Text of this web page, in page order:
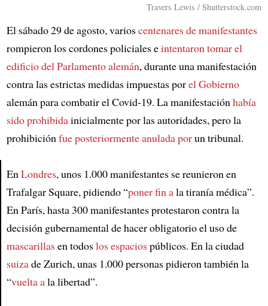
Article
Travers Lewis / Shutterstock.com
El sábado 29 de agosto, varioscentenares de manifestantes
rompieron los cordones policiales eintentaron tomarel
edificio del Parlamento alemán, durante una manifestación
contra las estrictas medidas impuestas porel Gobierno
alemán para combatir el Covid-19. La manifestación había
sido prohibidainicialmente por las autoridades, pero la
prohibición fue posteriormente anulada porun tribunal.
En Londres, unos 1.000 manifestantes se reunieron en
Trafalgar Square, pidiendo “poner fin ala tiranía médica”.
En París, hasta 300 manifestantes protestaron contra la
decisión gubernamental de hacer obligatorio el uso de
mascarillasen todoslos espaciospúblicos. En la ciudad
suizade Zurich, unas 1.000 personas pidieron también la
“vuelta ala libertad”.